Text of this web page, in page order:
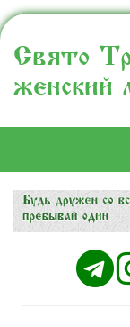
Свято-
женский